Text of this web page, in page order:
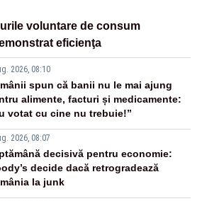
voluntare de consum
eficienţa
2026, 08:10
spun că banii nu le mai ajung
alimente, facturi și medicamente:
votat cu cine nu trebuie!”
2026, 08:07
decisivă pentru economie:
decide dacă retrogradează
la junk